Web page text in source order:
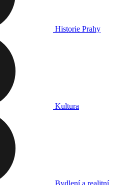
Historie Prahy
Kultura
Bydlení a realitní